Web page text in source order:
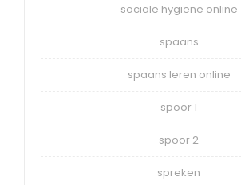
sociale hygiene online
spaans
spaans leren online
spoor 1
spoor 2
spreken